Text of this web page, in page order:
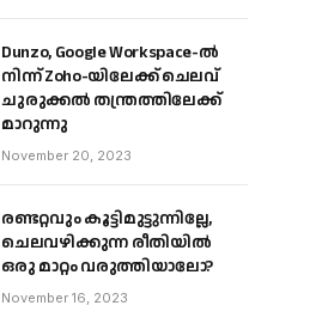
Dunzo, Google Workspace-ൽ
നിന്ന് Zoho-യിലേക്ക് ചെലവ്
ചുരുക്കൽ തന്ത്രത്തിലേക്ക്
മാറുന്നു
November 20, 2023
രണ്ടറ്റവും കൂട്ടിമുട്ടുന്നില്ലേ,
ചെലവഴിക്കുന്ന രീതിയിൽ
ഒരു മാറ്റം വരുത്തിയാലോ?
November 16, 2023